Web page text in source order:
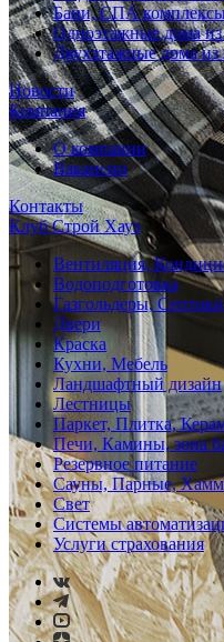
Бани, СПА комплексы
Одноэтажные дома из
Двухэтажные дома из
Новости
Компания
О компании
Вакансии
Контакты
Клуб Строй Хауз
Вентиляция,
Водоподготовка
Газгольдеры,
Двери
Краска
Кухни, Мебель
Ландшафтный дизайн
Лестницы
Паркет, Плитка,
Печи, Камины, зона
Резервное питание
Сауны, Парные,
Свет
Системы
Услуги страхования